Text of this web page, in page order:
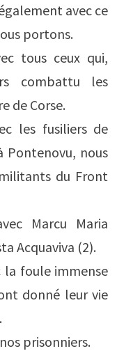
avec ce
portons.
tous ceux qui,
combattu les
de Corse.
les fusiliers de
Pontenovu, nous
du Front
Marcu Maria
Acquaviva (2).
la foule immense
donné leur vie
prisonniers.